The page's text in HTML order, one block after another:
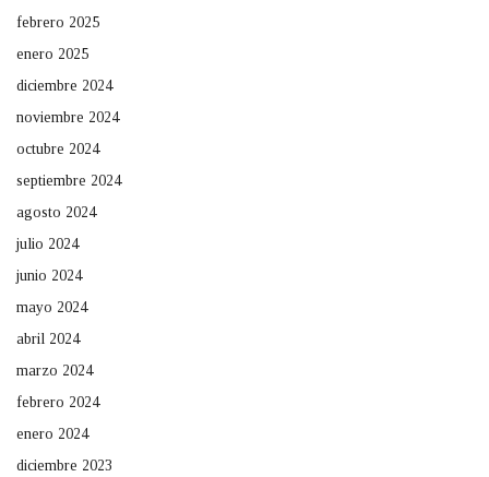
febrero 2025
enero 2025
diciembre 2024
noviembre 2024
octubre 2024
septiembre 2024
agosto 2024
julio 2024
junio 2024
mayo 2024
abril 2024
marzo 2024
febrero 2024
enero 2024
diciembre 2023